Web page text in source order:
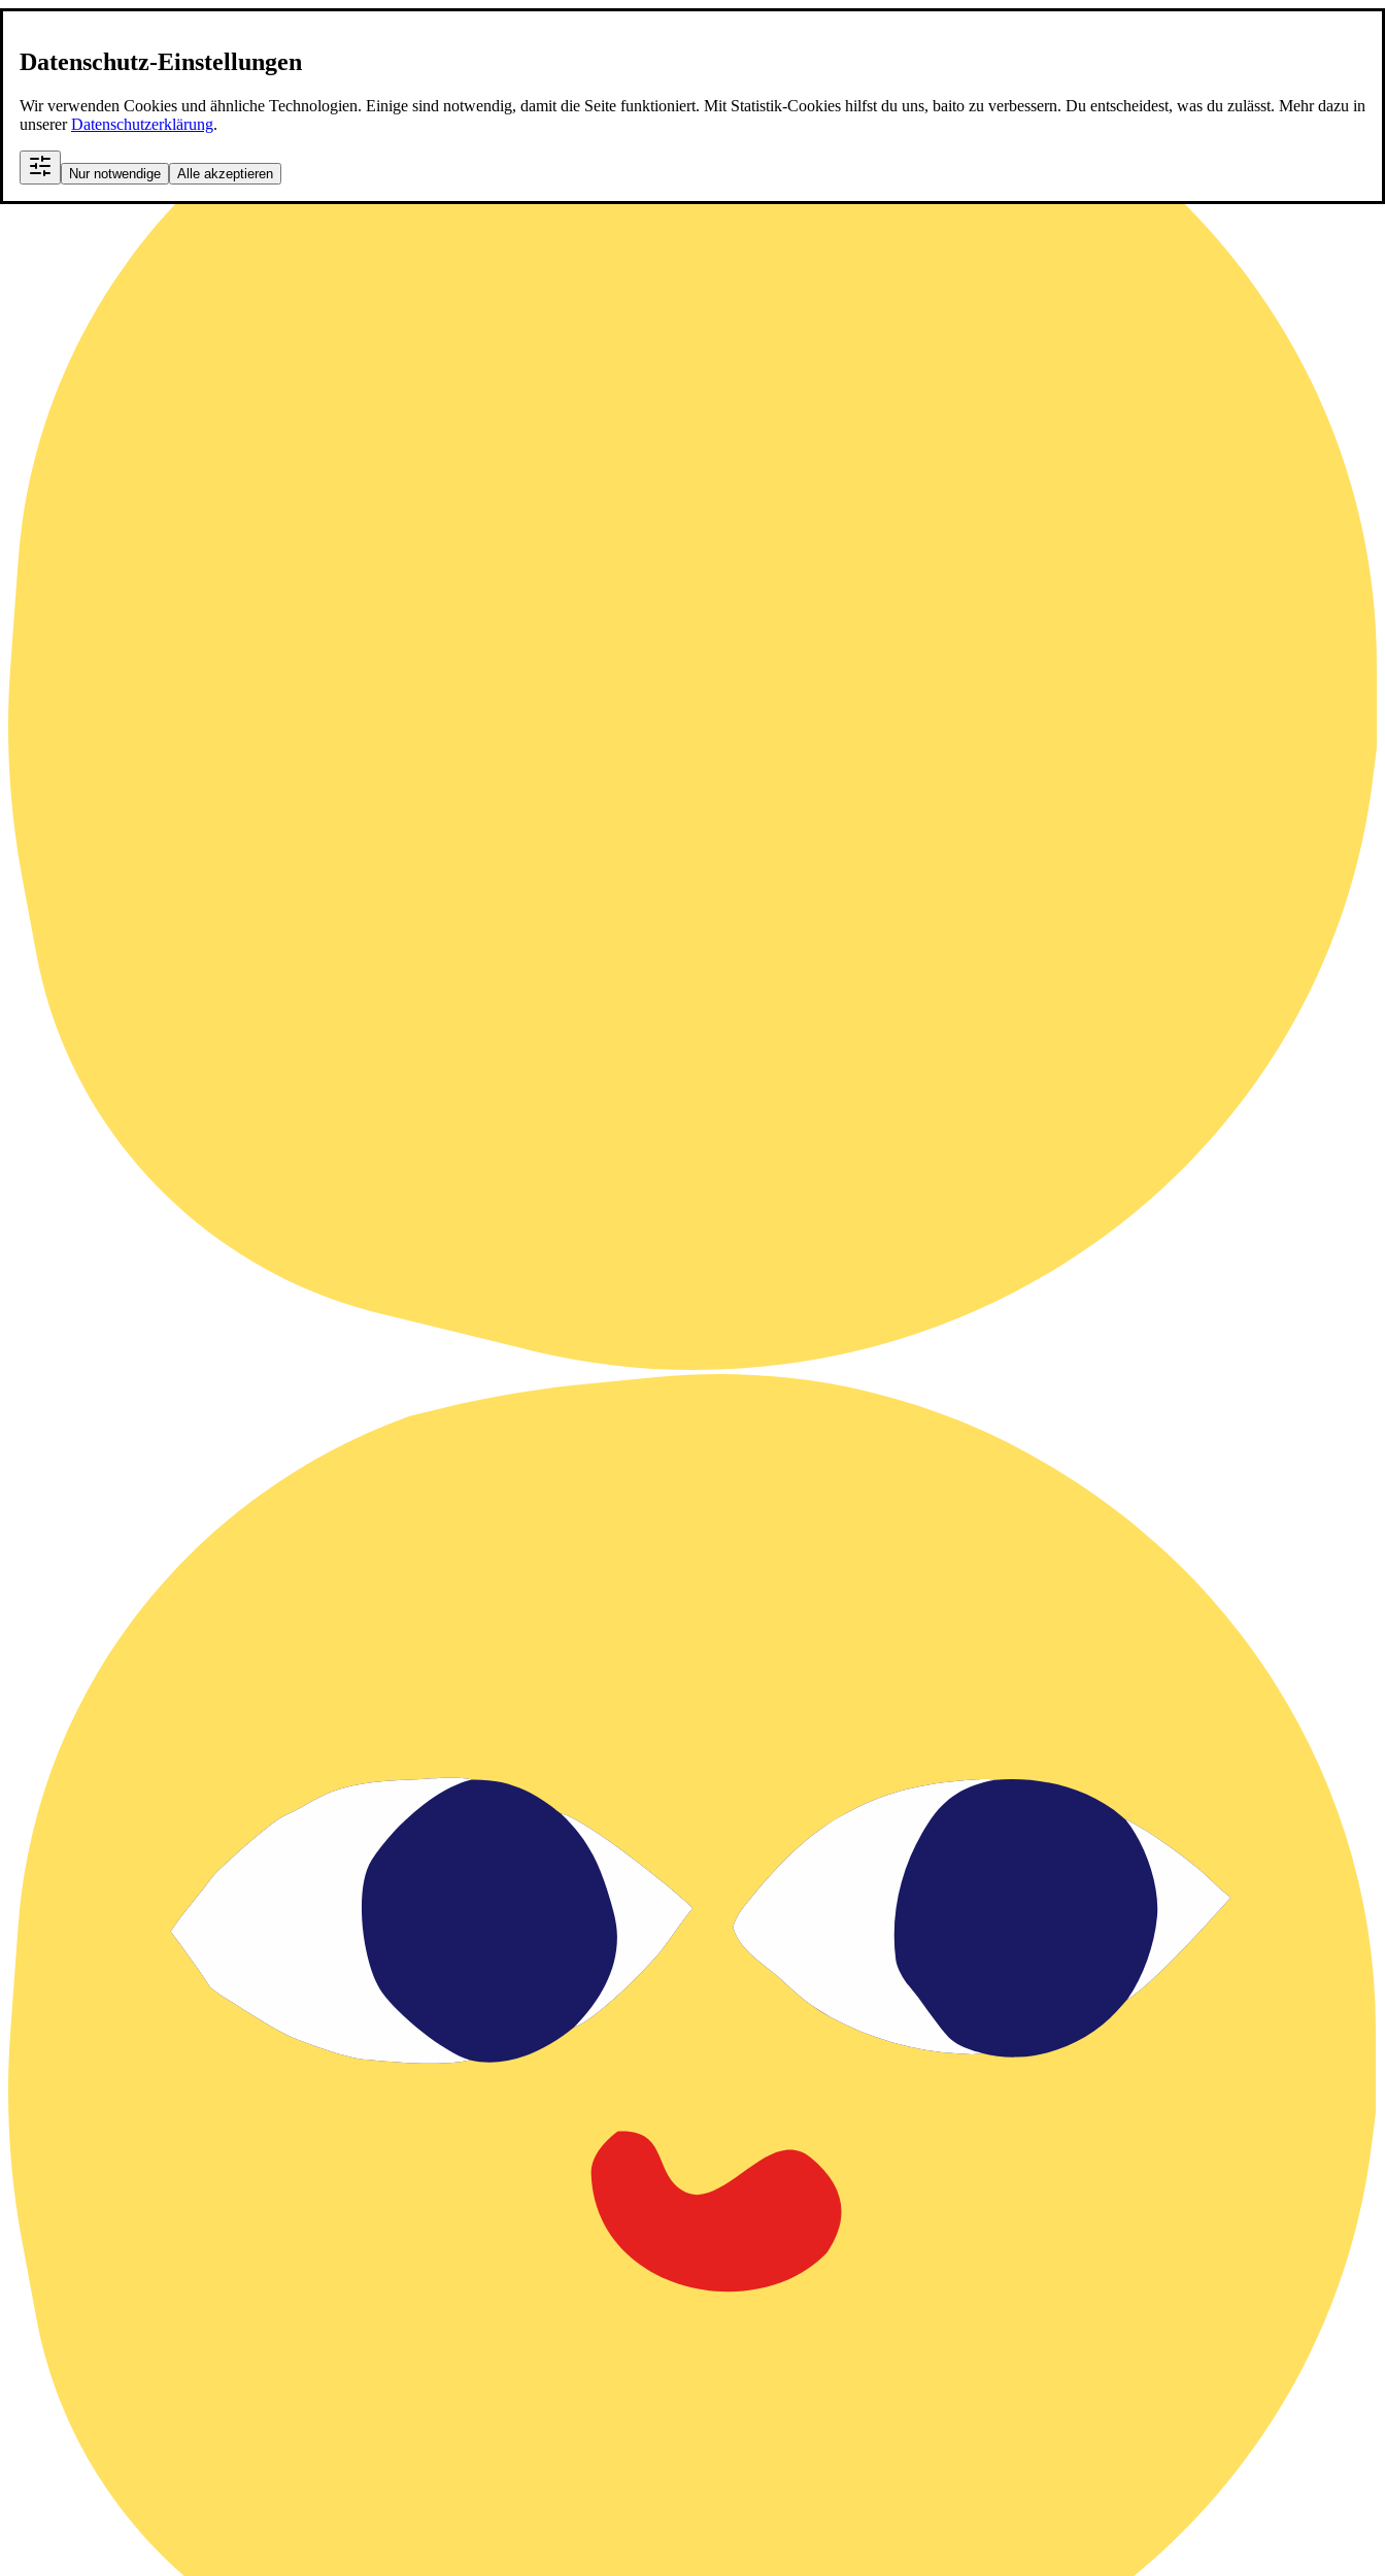
Datenschutz-Einstellungen
Wir verwenden Cookies und ähnliche Technologien. Einige sind notwendig, damit die Seite funktioniert. Mit Statistik-Cookies hilfst du uns, baito zu verbessern. Du entscheidest, was du zulässt. Mehr dazu in
unsererDatenschutzerklärung.
Nur notwendige Alle akzeptieren